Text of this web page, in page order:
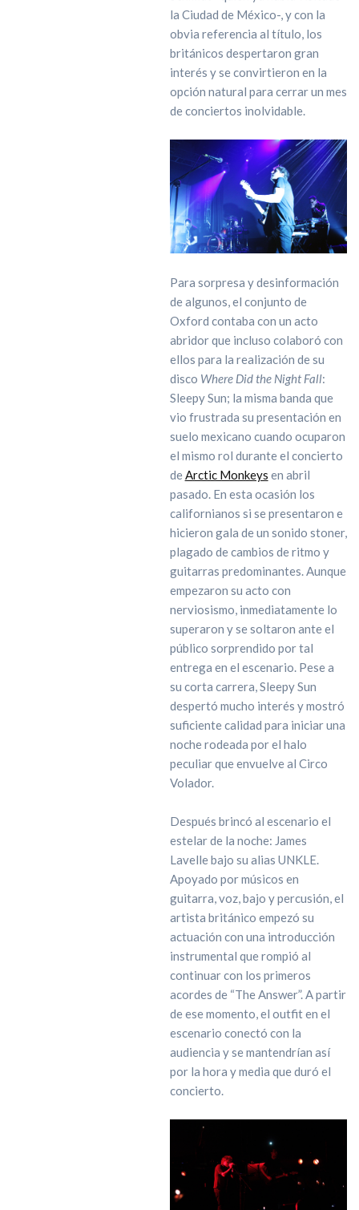
la Ciudad de México-, y con la
obvia referencia al título, los
británicos despertaron gran
interés y se convirtieron en la
opción natural para cerrar un mes
de conciertos inolvidable.
Para sorpresa y desinformación
de algunos, el conjunto de
Oxford contaba con un acto
abridor que incluso colaboró con
ellos para la realización de su
disco Where Did the Night Fall:
Sleepy Sun; la misma banda que
vio frustrada su presentación en
suelo mexicano cuando ocuparon
el mismo rol durante el concierto
deArctic Monkeys en abril
pasado. En esta ocasión los
californianos si se presentaron e
hicieron gala de un sonido stoner,
plagado de cambios de ritmo y
guitarras predominantes. Aunque
empezaron su acto con
nerviosismo, inmediatamente lo
superaron y se soltaron ante el
público sorprendido por tal
entrega en el escenario. Pese a
su corta carrera, Sleepy Sun
despertó mucho interés y mostró
suficiente calidad para iniciar una
noche rodeada por el halo
peculiar que envuelve al Circo
Volador.
Después brincó al escenario el
estelar de la noche: James
Lavelle bajo su alias UNKLE.
Apoyado por músicos en
guitarra, voz, bajo y percusión, el
artista británico empezó su
actuación con una introducción
instrumental que rompió al
continuar con los primeros
acordes de “The Answer”. A partir
de ese momento, el outfit en el
escenario conectó con la
audiencia y se mantendrían así
por la hora y media que duró el
concierto.